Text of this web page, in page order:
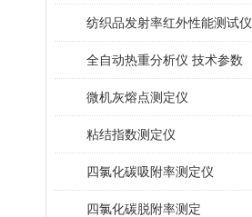
纺织品发射率红外性能测试仪
全自动热重分析仪 技术参数
微机灰熔点测定仪
粘结指数测定仪
四氯化碳吸附率测定仪
四氯化碳脱附率测定